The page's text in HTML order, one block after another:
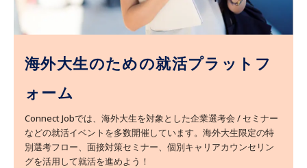
海外大生のための就活プラットフ
ォーム
Connect Jobでは、海外大生を対象とした企業選考会 / セミナー
などの就活イベントを多数開催しています。海外大生限定の特
別選考フロー、面接対策セミナー、個別キャリアカウンセリン
グを活用して就活を進めよう！